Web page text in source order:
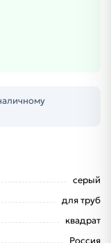
серый
для труб
квадрат
Россия